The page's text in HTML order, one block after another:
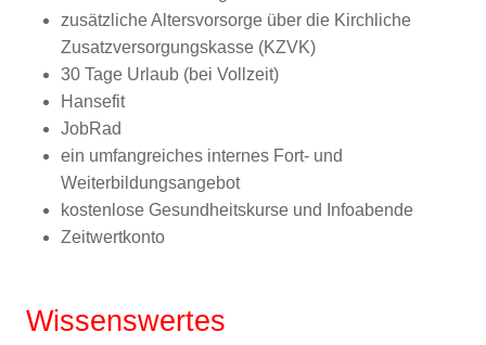
zusätzliche Altersvorsorge über die Kirchliche
Zusatzversorgungskasse (KZVK)
30 Tage Urlaub (bei Vollzeit)
Hansefit
JobRad
ein umfangreiches internes Fort- und
Weiterbildungsangebot
kostenlose Gesundheitskurse und Infoabende
Zeitwertkonto
Wissenswertes